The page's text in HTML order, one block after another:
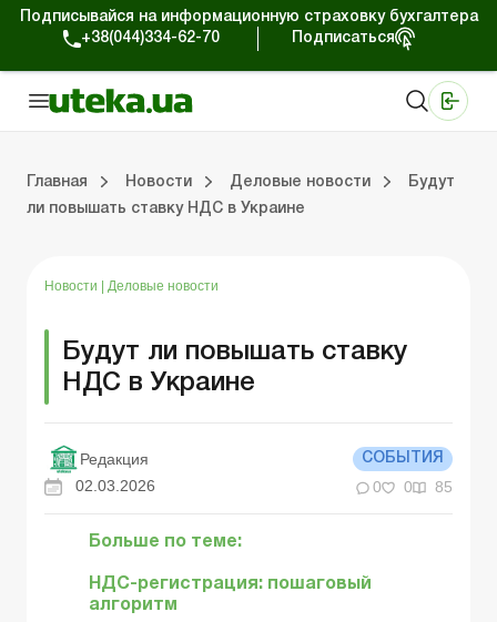
Подписывайся на информационную страховку бухгалтера
+38(044)334-62-70
Подписаться
Главная Новости Деловые новости
Будут
ли повышать ставку НДС в Украине
Новости Деловые новости
Будут ли повышать ставку
НДС в Украине
Редакция СОБЫТИЯ
02.03.2026 0 0 85
Больше по теме:
НДС-регистрация: пошаговый
алгоритм